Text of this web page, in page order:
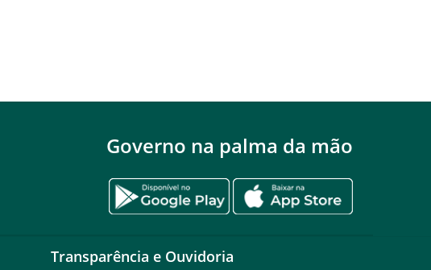
Governo na palma da mão
Transparência e Ouvidoria